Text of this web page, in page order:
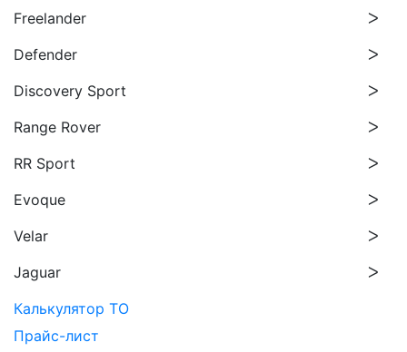
Freelander
Defender
Discovery Sport
Range Rover
RR Sport
Evoque
Velar
Jaguar
Калькулятор ТО
Прайс-лист